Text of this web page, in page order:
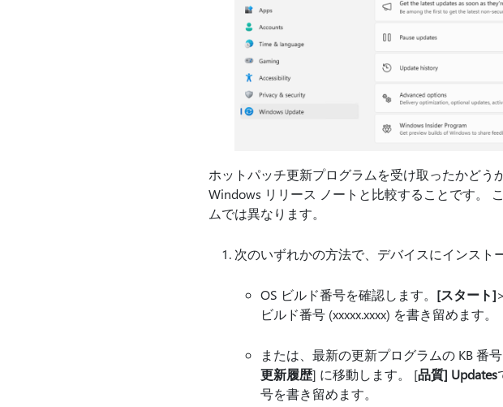
ホットパッチ更新プログラムを受け取ったかどう
Windows リリース ノートと比較することです。
ムでは異なります。
次のいずれかの方法で、デバイスにインスト
OS ビルド番号を確認します。 [スタート]
ビルド番号 (xxxxx.xxxx) を書き留めます。
または、最新の更新プログラムの KB 番
更新履歴] に移動します。 [品質] Updates
号を書き留めます。